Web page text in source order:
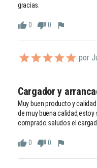
gracias.
thumb_up0 thumb_down0 flag
por
Cargador y
Muy buen producto y
de muy buena
comprado saludos el
thumb_up0 thumb_down0 flag